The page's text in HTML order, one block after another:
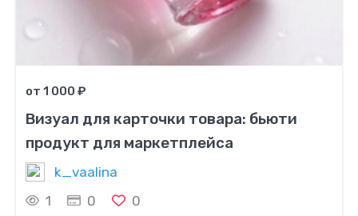
от 1 000 ₽
Визуал для карточки товара: бьюти
продукт для маркетплейса
k_vaalina
1
0 0